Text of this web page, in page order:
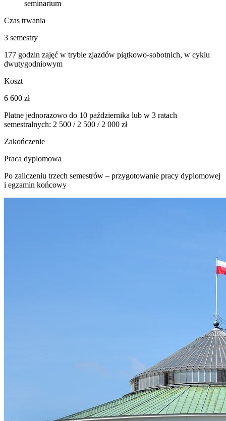
seminarium
Czas trwania
3 semestry
177 godzin zajęć w trybie zjazdów piątkowo-sobotnich, w cyklu
dwutygodniowym
Koszt
6 600 zł
Płatne jednorazowo do 10 października lub w 3 ratach
semestralnych: 2 500 / 2 500 / 2 000 zł
Zakończenie
Praca dyplomowa
Po zaliczeniu trzech semestrów – przygotowanie pracy dyplomowej
i egzamin końcowy